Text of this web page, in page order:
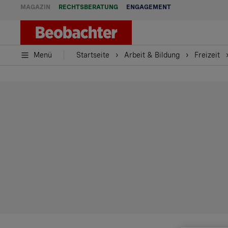
MAGAZIN RECHTSBERATUNG ENGAGEMENT
Menü Startseite Arbeit & Bildung Freizeit